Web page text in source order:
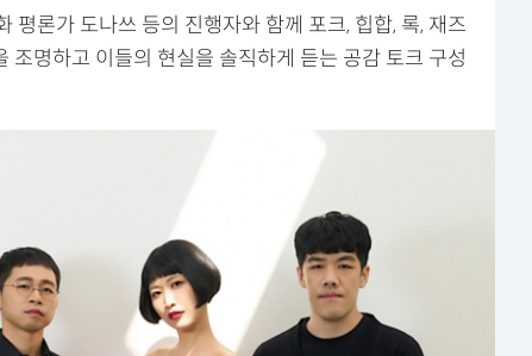
평론가 도나쓰 등의 진행자와 함께 포크, 힙합, 록, 재즈
조명하고 이들의 현실을 솔직하게 듣는 공감 토크 구성